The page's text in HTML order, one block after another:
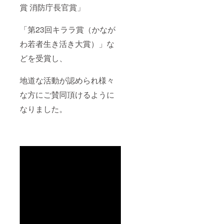
賞 消防庁長官賞」
「第23回キララ賞（かなが
わ若者生き活き大賞）」な
どを受賞し、
地道な活動が認められ様々
な方にご賛同頂けるように
なりました。